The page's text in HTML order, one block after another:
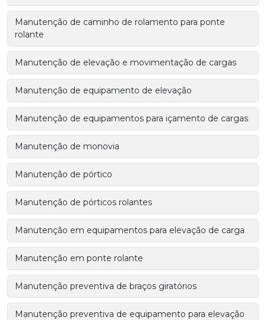
Manutenção de caminho de rolamento para ponte
rolante
Manutenção de elevação e movimentação de cargas
Manutenção de equipamento de elevação
Manutenção de equipamentos para içamento de cargas
Manutenção de monovia
Manutenção de pórtico
Manutenção de pórticos rolantes
Manutenção em equipamentos para elevação de carga
Manutenção em ponte rolante
Manutenção preventiva de braços giratórios
Manutenção preventiva de equipamento para elevação